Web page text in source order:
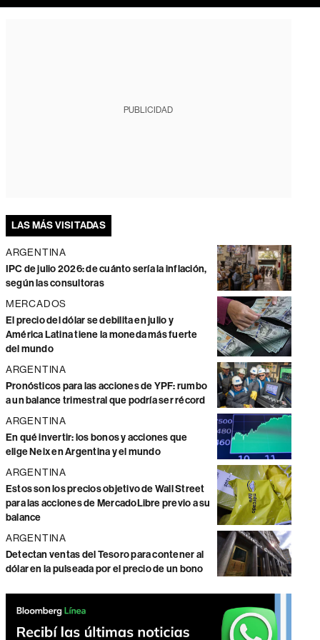
PUBLICIDAD
LAS MÁS VISITADAS
ARGENTINA
IPC de julio 2026: de cuánto sería la inflación,
según las consultoras
MERCADOS
El precio del dólar se debilita en julio y
América Latina tiene la moneda más fuerte
del mundo
ARGENTINA
Pronósticos para las acciones de YPF: rumbo
a un balance trimestral que podría ser récord
ARGENTINA
En qué invertir: los bonos y acciones que
elige Neix en Argentina y el mundo
ARGENTINA
Estos son los precios objetivo de Wall Street
para las acciones de MercadoLibre previo a su
balance
ARGENTINA
Detectan ventas del Tesoro para contener al
dólar en la pulseada por el precio de un bono